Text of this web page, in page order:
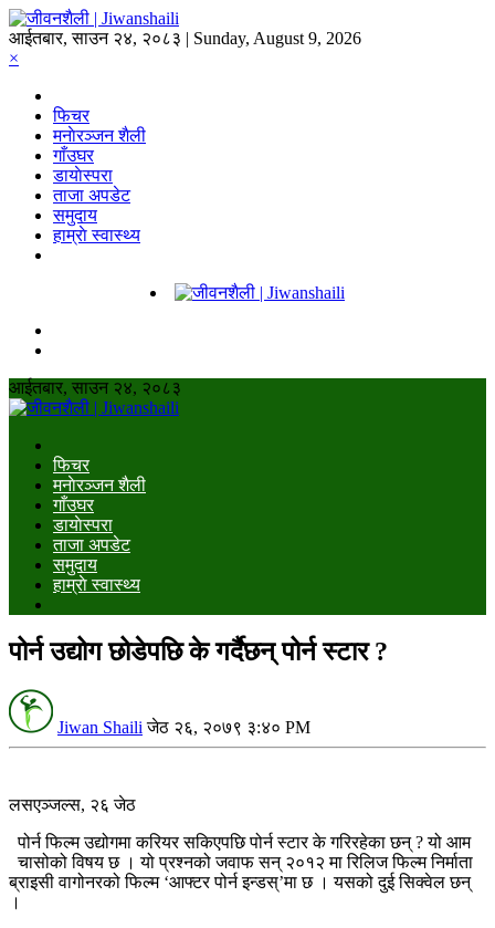
आईतबार, साउन २४, २०८३ | Sunday, August 9, 2026
×
फिचर
मनाेरञ्जन शैली
गाँउघर
डायाेस्परा
ताजा अपडेट
समुदाय
हाम्राे स्वास्थ्य
आईतबार, साउन २४, २०८३
फिचर
मनाेरञ्जन शैली
गाँउघर
डायाेस्परा
ताजा अपडेट
समुदाय
हाम्राे स्वास्थ्य
पोर्न उद्योग छोडेपछि के गर्दैछन् पोर्न स्टार ?
Jiwan Shaili जेठ २६, २०७९ ३:४० PM
लसएञ्जल्स, २६ जेठ
पोर्न फिल्म उद्योगमा करियर सकिएपछि पोर्न स्टार के गरिरहेका छन् ? यो आम
चासोको विषय छ । यो प्रश्नको जवाफ सन् २०१२ मा रिलिज फिल्म निर्माता
ब्राइसी वागोनरको फिल्म ‘आफ्टर पोर्न इन्डस्’मा छ । यसको दुई सिक्वेल छन्
।